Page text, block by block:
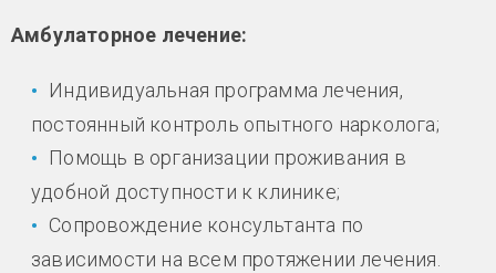
Амбулаторное лечение:
Индивидуальная программа лечения,
постоянный контроль опытного нарколога;
Помощь в организации проживания в
удобной доступности к клинике;
Сопровождение консультанта по
зависимости на всем протяжении лечения.